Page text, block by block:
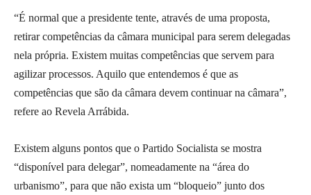
“É normal que a presidente tente, através de uma proposta,
retirar competências da câmara municipal para serem delegadas
nela própria. Existem muitas competências que servem para
agilizar processos. Aquilo que entendemos é que as
competências que são da câmara devem continuar na câmara”,
refere ao Revela Arrábida.
Existem alguns pontos que o Partido Socialista se mostra
“disponível para delegar”, nomeadamente na “área do
urbanismo”, para que não exista um “bloqueio” junto dos